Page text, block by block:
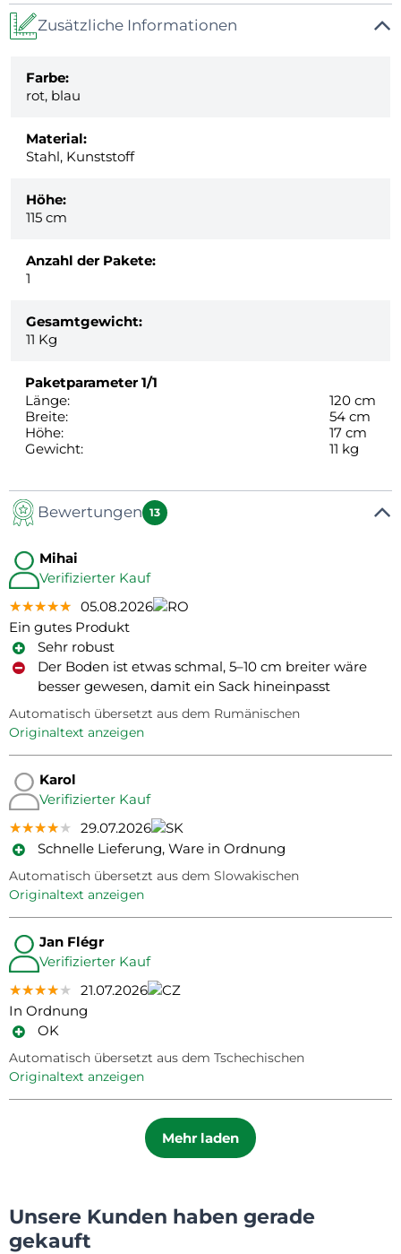
Zusätzliche Informationen
Farbe:
rot, blau
Material:
Stahl, Kunststoff
Höhe:
115 cm
Anzahl der Pakete:
1
Gesamtgewicht:
11 Kg
Paketparameter1/1
Länge:
120 cm
Breite:
54 cm
Höhe:
17 cm
Gewicht:
11 kg
Bewertungen 13
Mihai
Verifizierter Kauf
★★★★★
★★★★★
★★★★★ 05.08.2026
Ein gutes Produkt
Sehr robust
Der Boden ist etwas schmal, 5–10 cm breiter wäre
besser gewesen, damit ein Sack hineinpasst
Automatisch übersetzt aus dem Rumänischen
Originaltext anzeigen
Karol
Verifizierter Kauf
★★★★★
★★★★★
★★★★★ 29.07.2026
Schnelle Lieferung, Ware in Ordnung
Automatisch übersetzt aus dem Slowakischen
Originaltext anzeigen
Jan Flégr
Verifizierter Kauf
★★★★★
★★★★★
★★★★★ 21.07.2026
In Ordnung
OK
Automatisch übersetzt aus dem Tschechischen
Originaltext anzeigen
Mehr laden
Unsere Kunden haben gerade
gekauft